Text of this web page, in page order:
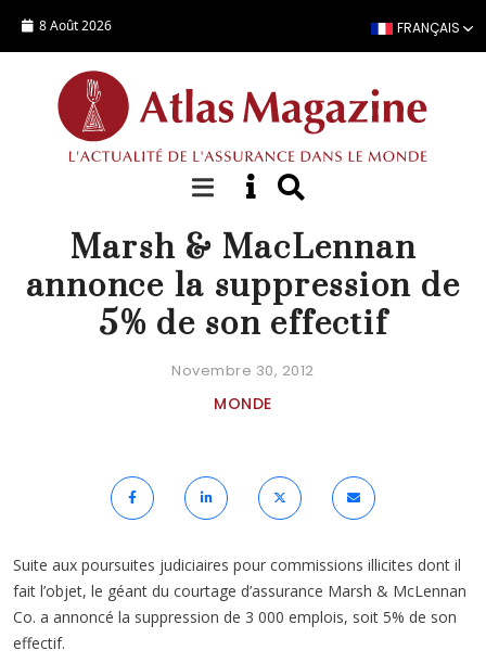
8 Août 2026 FRANÇAIS
ACTUALITÉ
Marsh & MacLennan
annonce la suppression de
5% de son effectif
Novembre 30, 2012
MONDE
Suite aux poursuites judiciaires pour commissions illicites dont il
fait l’objet, le géant du courtage d’assurance Marsh & McLennan
Co. a annoncé la suppression de 3 000 emplois, soit 5% de son
effectif.